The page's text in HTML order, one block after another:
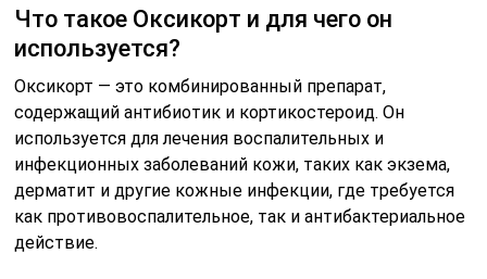
Что такое Оксикорт и для чего он
используется?
Оксикорт — это комбинированный препарат,
содержащий антибиотик и кортикостероид. Он
используется для лечения воспалительных и
инфекционных заболеваний кожи, таких как экзема,
дерматит и другие кожные инфекции, где требуется
как противовоспалительное, так и антибактериальное
действие.